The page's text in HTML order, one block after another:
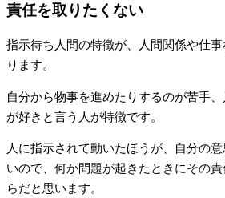
責任を取りたくない
指示待ち人間の特徴が、人間関係や仕
ります。
自分から物事を進めたりするのが苦手
が好きと言う人が特徴です。
人に指示されて動いたほうが、自分の
いので、何か問題が起きたときにその
らだと思います。